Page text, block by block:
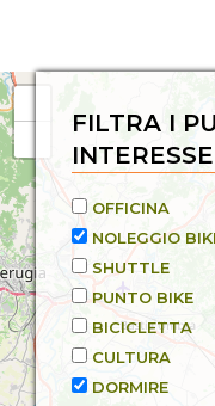
FILTRA I
INTERESSE
OFFICINA
NOLEGGIO
SHUTTLE
PUNTO BIKE
BICICLETTA
CULTURA
DORMIRE